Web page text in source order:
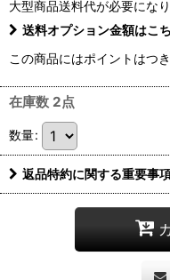
大型商品送料代が必要になり
送料オプション金額はこ
この商品にはポイントはつき
在庫数 2点
数量:
返品特約に関する重要事